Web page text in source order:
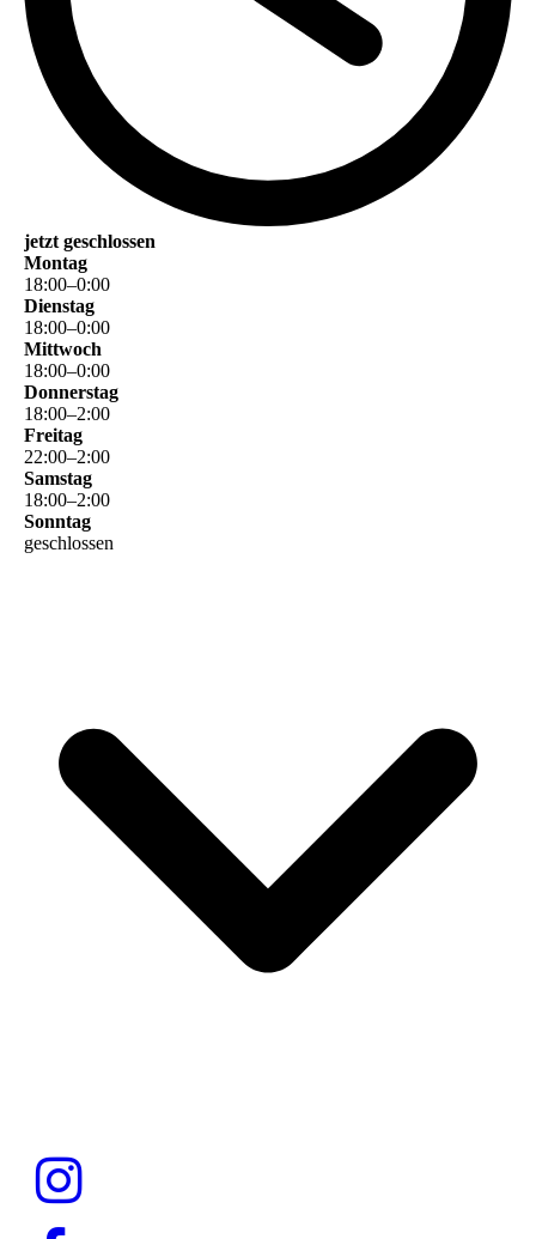
jetzt geschlossen
Montag
18:00–0:00
Dienstag
18:00–0:00
Mittwoch
18:00–0:00
Donnerstag
18:00–2:00
Freitag
22:00–2:00
Samstag
18:00–2:00
Sonntag
geschlossen